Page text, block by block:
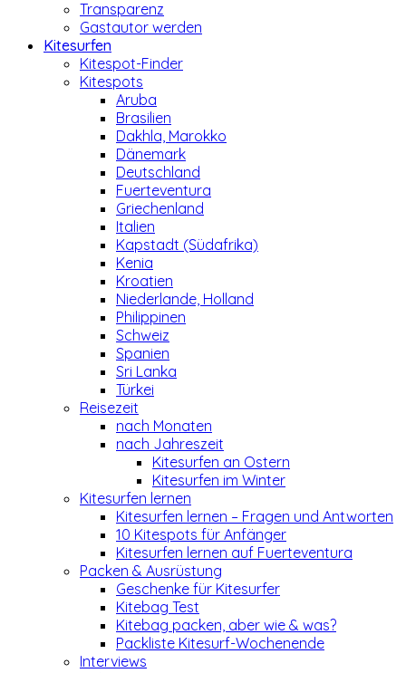
Transparenz
Gastautor werden
Kitesurfen
Kitespot-Finder
Kitespots
Aruba
Brasilien
Dakhla, Marokko
Dänemark
Deutschland
Fuerteventura
Griechenland
Italien
Kapstadt (Südafrika)
Kenia
Kroatien
Niederlande, Holland
Philippinen
Schweiz
Spanien
Sri Lanka
Türkei
Reisezeit
nach Monaten
nach Jahreszeit
Kitesurfen an Ostern
Kitesurfen im Winter
Kitesurfen lernen
Kitesurfen lernen – Fragen und Antworten
10 Kitespots für Anfänger
Kitesurfen lernen auf Fuerteventura
Packen & Ausrüstung
Geschenke für Kitesurfer
Kitebag Test
Kitebag packen, aber wie & was?
Packliste Kitesurf-Wochenende
Interviews